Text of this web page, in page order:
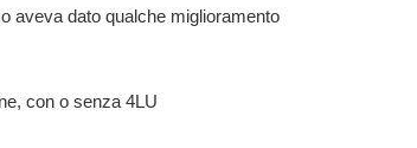
aveva dato qualche miglioramento
con o senza 4LU